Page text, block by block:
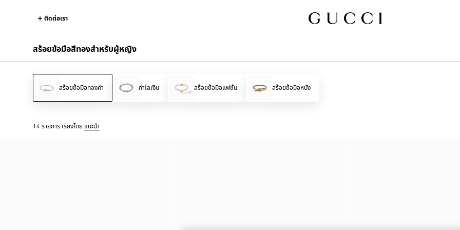
ติดต่อเรา
สร้อยข้อมือสีทองสำหรับผู้หญิง
สร้อยข้อมือทองคำ กำไลเงิน สร้อยข้อมือแฟชั่น สร้อยข้อมือหนัง
14 รายการ เรียงโดย แนะนำ